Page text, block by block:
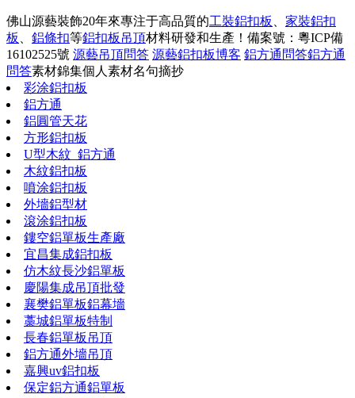
佛山源藝裝飾20年來專注于高品質的工裝鋁扣板 、 家裝鋁扣
板 、 鋁條扣等鋁扣板吊頂材料研發和生產！ 備案號：粵ICP備
16102525號 源藝吊頂問答 源藝鋁扣板博客 鋁方通問答鋁方通
問答素材錦集個人素材名句摘抄
彩涂鋁扣板
鋁方通
鋁圓管天花
方形鋁扣板
U型木紋_鋁方通
木紋鋁扣板
噴涂鋁扣板
外墻鋁型材
滾涂鋁扣板
鏤空鋁單板生產廠
宜昌集成鋁扣板
仿木紋長沙鋁單板
慶陽集成吊頂批發
襄樊鋁單板鋁幕墻
藁城鋁單板特制
長春鋁單板吊頂
鋁方通外墻吊頂
嘉興uv鋁扣板
保定鋁方通鋁單板